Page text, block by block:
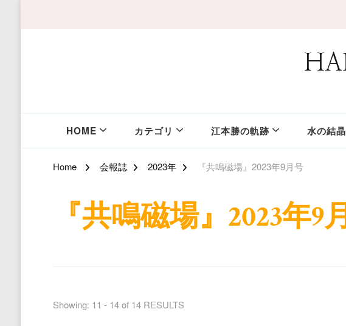
HOME カテゴリ 江本勝の軌跡 水の結
Home 会報誌 2023年 『共鳴磁場』2023年9月号
『共鳴磁場』2023年9
Showing: 11 - 14 of 14 RESULTS